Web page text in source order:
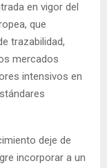
en vigor del
que
trazabilidad,
mercados
intensivos en
deje de
incorporar a un